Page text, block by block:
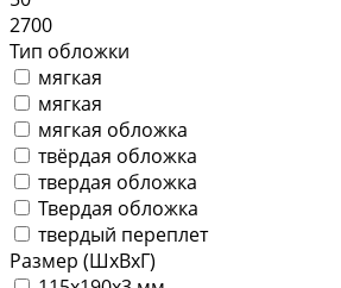
2700
Тип обложки
мягкая
мягкая
мягкая обложка
твёрдая обложка
твердая обложка
Твердая обложка
твердый переплет
Размер (ШхВхГ)